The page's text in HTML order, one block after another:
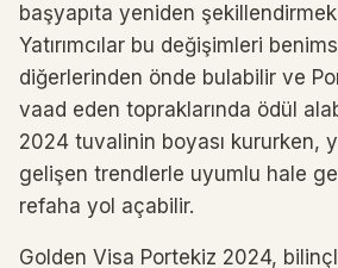
başyapıta yeniden
Yatırımcılar bu değişimleri
diğerlerinden önde bulabilir ve
vaad eden topraklarında ödül
2024 tuvalinin boyası kururken,
gelişen trendlerle uyumlu hale
refaha yol açabilir.
Golden Visa Portekiz 2024,